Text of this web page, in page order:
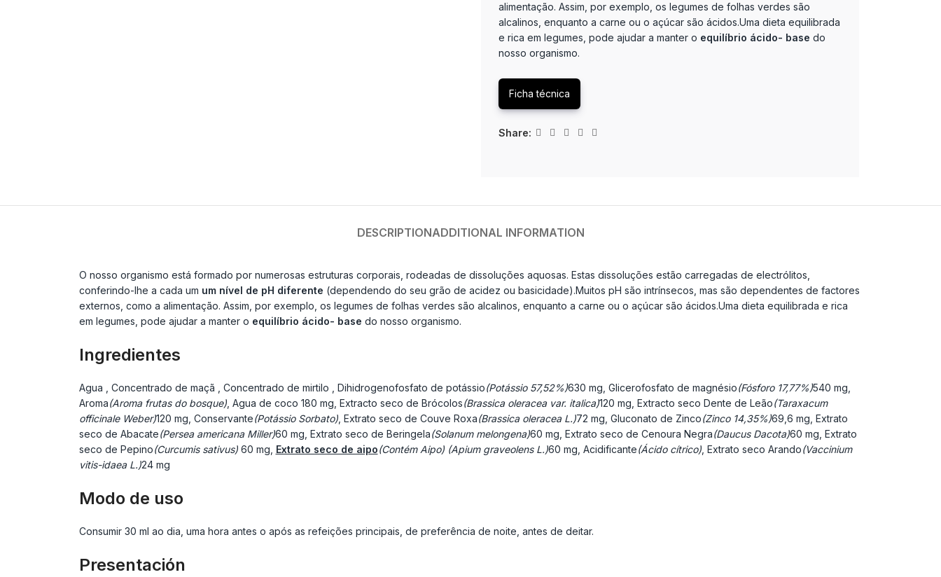
alimentação. Assim, por exemplo, os legumes de folhas verdes são
alcalinos, enquanto a carne ou o açúcar são ácidos.Uma dieta equilibrada
e rica em legumes, pode ajudar a manter o equilíbrio ácido- base do
nosso organismo.
Ficha técnica
Share:
DESCRIPTIONADDITIONAL INFORMATION
O nosso organismo está formado por numerosas estruturas corporais, rodeadas de dissoluções aquosas. Estas dissoluções estão carregadas de electrólitos,
conferindo-lhe a cada um um nível de pH diferente (dependendo do seu grão de acidez ou basicidade).Muitos pH são intrínsecos, mas são dependentes de factores
externos, como a alimentação. Assim, por exemplo, os legumes de folhas verdes são alcalinos, enquanto a carne ou o açúcar são ácidos.Uma dieta equilibrada e rica
em legumes, pode ajudar a manter o equilíbrio ácido- base do nosso organismo.
Ingredientes
Agua , Concentrado de maçã , Concentrado de mirtilo , Dihidrogenofosfato de potássio(Potássio 57,52%)630 mg, Glicerofosfato de magnésio(Fósforo 17,77%)540 mg,
Aroma(Aroma frutas do bosque), Agua de coco 180 mg, Extracto seco de Brócolos(Brassica oleracea var. italica)120 mg, Extracto seco Dente de Leão(Taraxacum
officinale Weber)120 mg, Conservante(Potássio Sorbato), Extrato seco de Couve Roxa(Brassica oleracea L.)72 mg, Gluconato de Zinco(Zinco 14,35%)69,6 mg, Extrato
seco de Abacate(Persea americana Miller)60 mg, Extrato seco de Beringela(Solanum melongena)60 mg, Extrato seco de Cenoura Negra(Daucus Dacota)60 mg, Extrato
seco de Pepino(Curcumis sativus) 60 mg, Extrato seco de aipo(Contém Aipo) (Apium graveolens L.)60 mg, Acidificante(Ácido cítrico), Extrato seco Arando(Vaccinium
vitis-idaea L.)24 mg
Modo de uso
Consumir 30 ml ao dia, uma hora antes o após as refeições principais, de preferência de noite, antes de deitar.
Presentación